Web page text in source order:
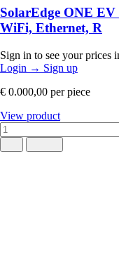
SolarEdge ONE
WiFi, Ethernet, R
Sign in to see your prices
Login → Sign up
€ 0.000,00 per piece
View product